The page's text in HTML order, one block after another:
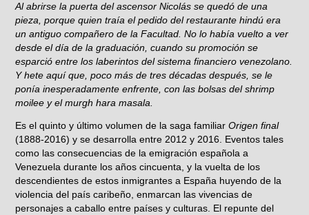
Al abrirse la puerta del ascensor Nicolás se quedó de una
pieza, porque quien traía el pedido del restaurante hindú era
un antiguo compañero de la Facultad. No lo había vuelto a ver
desde el día de la graduación, cuando su promoción se
esparció entre los laberintos del sistema financiero venezolano.
Y hete aquí que, poco más de tres décadas después, se le
ponía inesperadamente enfrente, con las bolsas del shrimp
moilee y el murgh hara masala.
Es el quinto y último volumen de la saga familiarOrigen final
(1888-2016) y se desarrolla entre 2012 y 2016. Eventos tales
como las consecuencias de la emigración española a
Venezuela durante los años cincuenta, y la vuelta de los
descendientes de estos inmigrantes a España huyendo de la
violencia del país caribeño, enmarcan las vivencias de
personajes a caballo entre países y culturas. El repunte del